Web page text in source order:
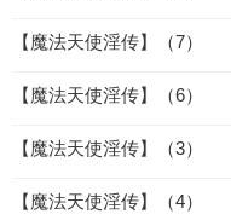
【魔法天使淫传】（7）
【魔法天使淫传】（6）
【魔法天使淫传】（3）
【魔法天使淫传】（4）